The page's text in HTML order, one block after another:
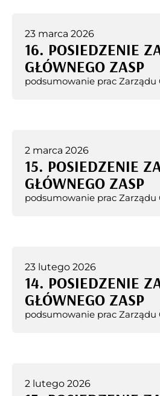
23 marca 2026
16. POSIEDZENIE
GŁÓWNEGO ZASP
podsumowanie prac Zarządu
2 marca 2026
15. POSIEDZENIE
GŁÓWNEGO ZASP
podsumowanie prac Zarządu
23 lutego 2026
14. POSIEDZENIE
GŁÓWNEGO ZASP
podsumowanie prac Zarządu
2 lutego 2026